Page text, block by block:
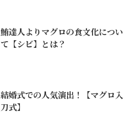
鮪達人よりマグロの食文化につい
て【シビ】とは？
結婚式での人気演出！【マグロ入
刀式】